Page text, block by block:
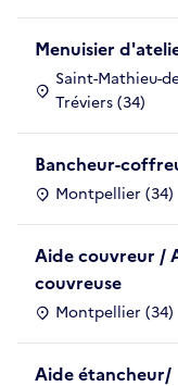
Menuisier
Saint-Mathieu-
Tréviers (34)
Bancheur-
Montpellier (34)
Aide couvreur /
couvreuse
Montpellier (34)
Aide étancheur/